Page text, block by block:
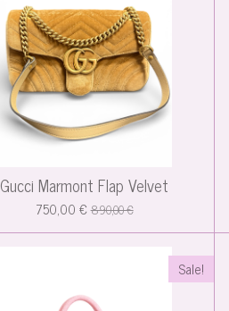
Gucci Marmont Flap Velvet
750,00 € 890,00 €
Sale!